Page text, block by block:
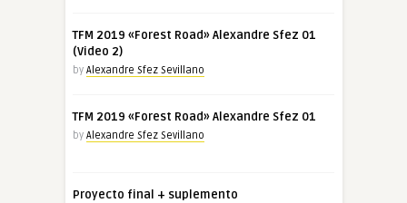
TFM 2019 «Forest Road» Alexandre Sfez 01
(Video 2)
by Alexandre Sfez Sevillano
TFM 2019 «Forest Road» Alexandre Sfez 01
by Alexandre Sfez Sevillano
Proyecto final + suplemento